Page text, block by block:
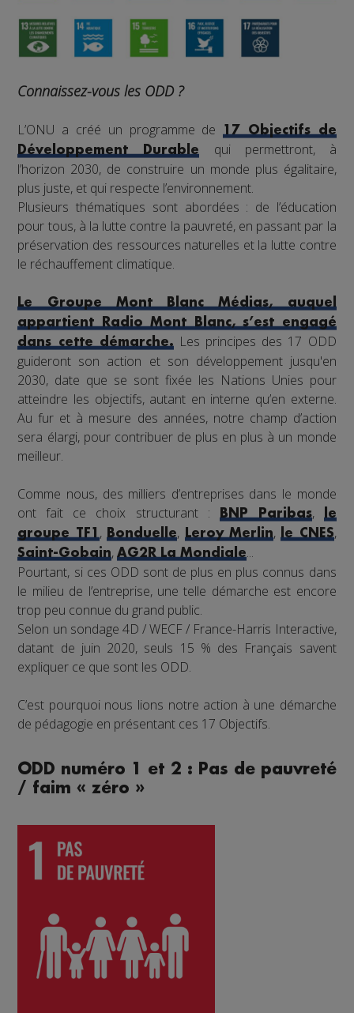
Connaissez-vous les ODD ?
L’ONU a créé un programme de17 Objectifs de
Développement Durable
qui permettront, à
l’horizon 2030, de construire un monde plus égalitaire,
plus juste, et qui respecte l’environnement.
Plusieurs thématiques sont abordées : de l’éducation
pour tous, à la lutte contre la pauvreté, en passant par la
préservation des ressources naturelles et la lutte contre
le réchauffement climatique.
Le Groupe Mont Blanc Médias, auquel
appartient Radio Mont Blanc, s’est engagé
dans cette démarche.Les principes des 17 ODD
guideront son action et son développement jusqu'en
2030, date que se sont fixée les Nations Unies pour
atteindre les objectifs, autant en interne qu’en externe.
Au fur et à mesure des années, notre champ d’action
sera élargi, pour contribuer de plus en plus à un monde
meilleur.
Comme nous, des milliers d’entreprises dans le monde
ont fait ce choix structurant :
BNP Paribas,
le
groupe TF1,Bonduelle, Leroy Merlin,le CNES,
Saint-Gobain,AG2R La Mondiale...
Pourtant, si ces ODD sont de plus en plus connus dans
le milieu de l’entreprise, une telle démarche est encore
trop peu connue du grand public.
Selon un sondage 4D / WECF / France-Harris Interactive,
datant de juin 2020, seuls 15 % des Français savent
expliquer ce que sont les ODD.
C’est pourquoi nous lions notre action à une démarche
de pédagogie en présentant ces 17 Objectifs.
ODD numéro 1 et 2 : Pas de pauvreté
/ faim « zéro »